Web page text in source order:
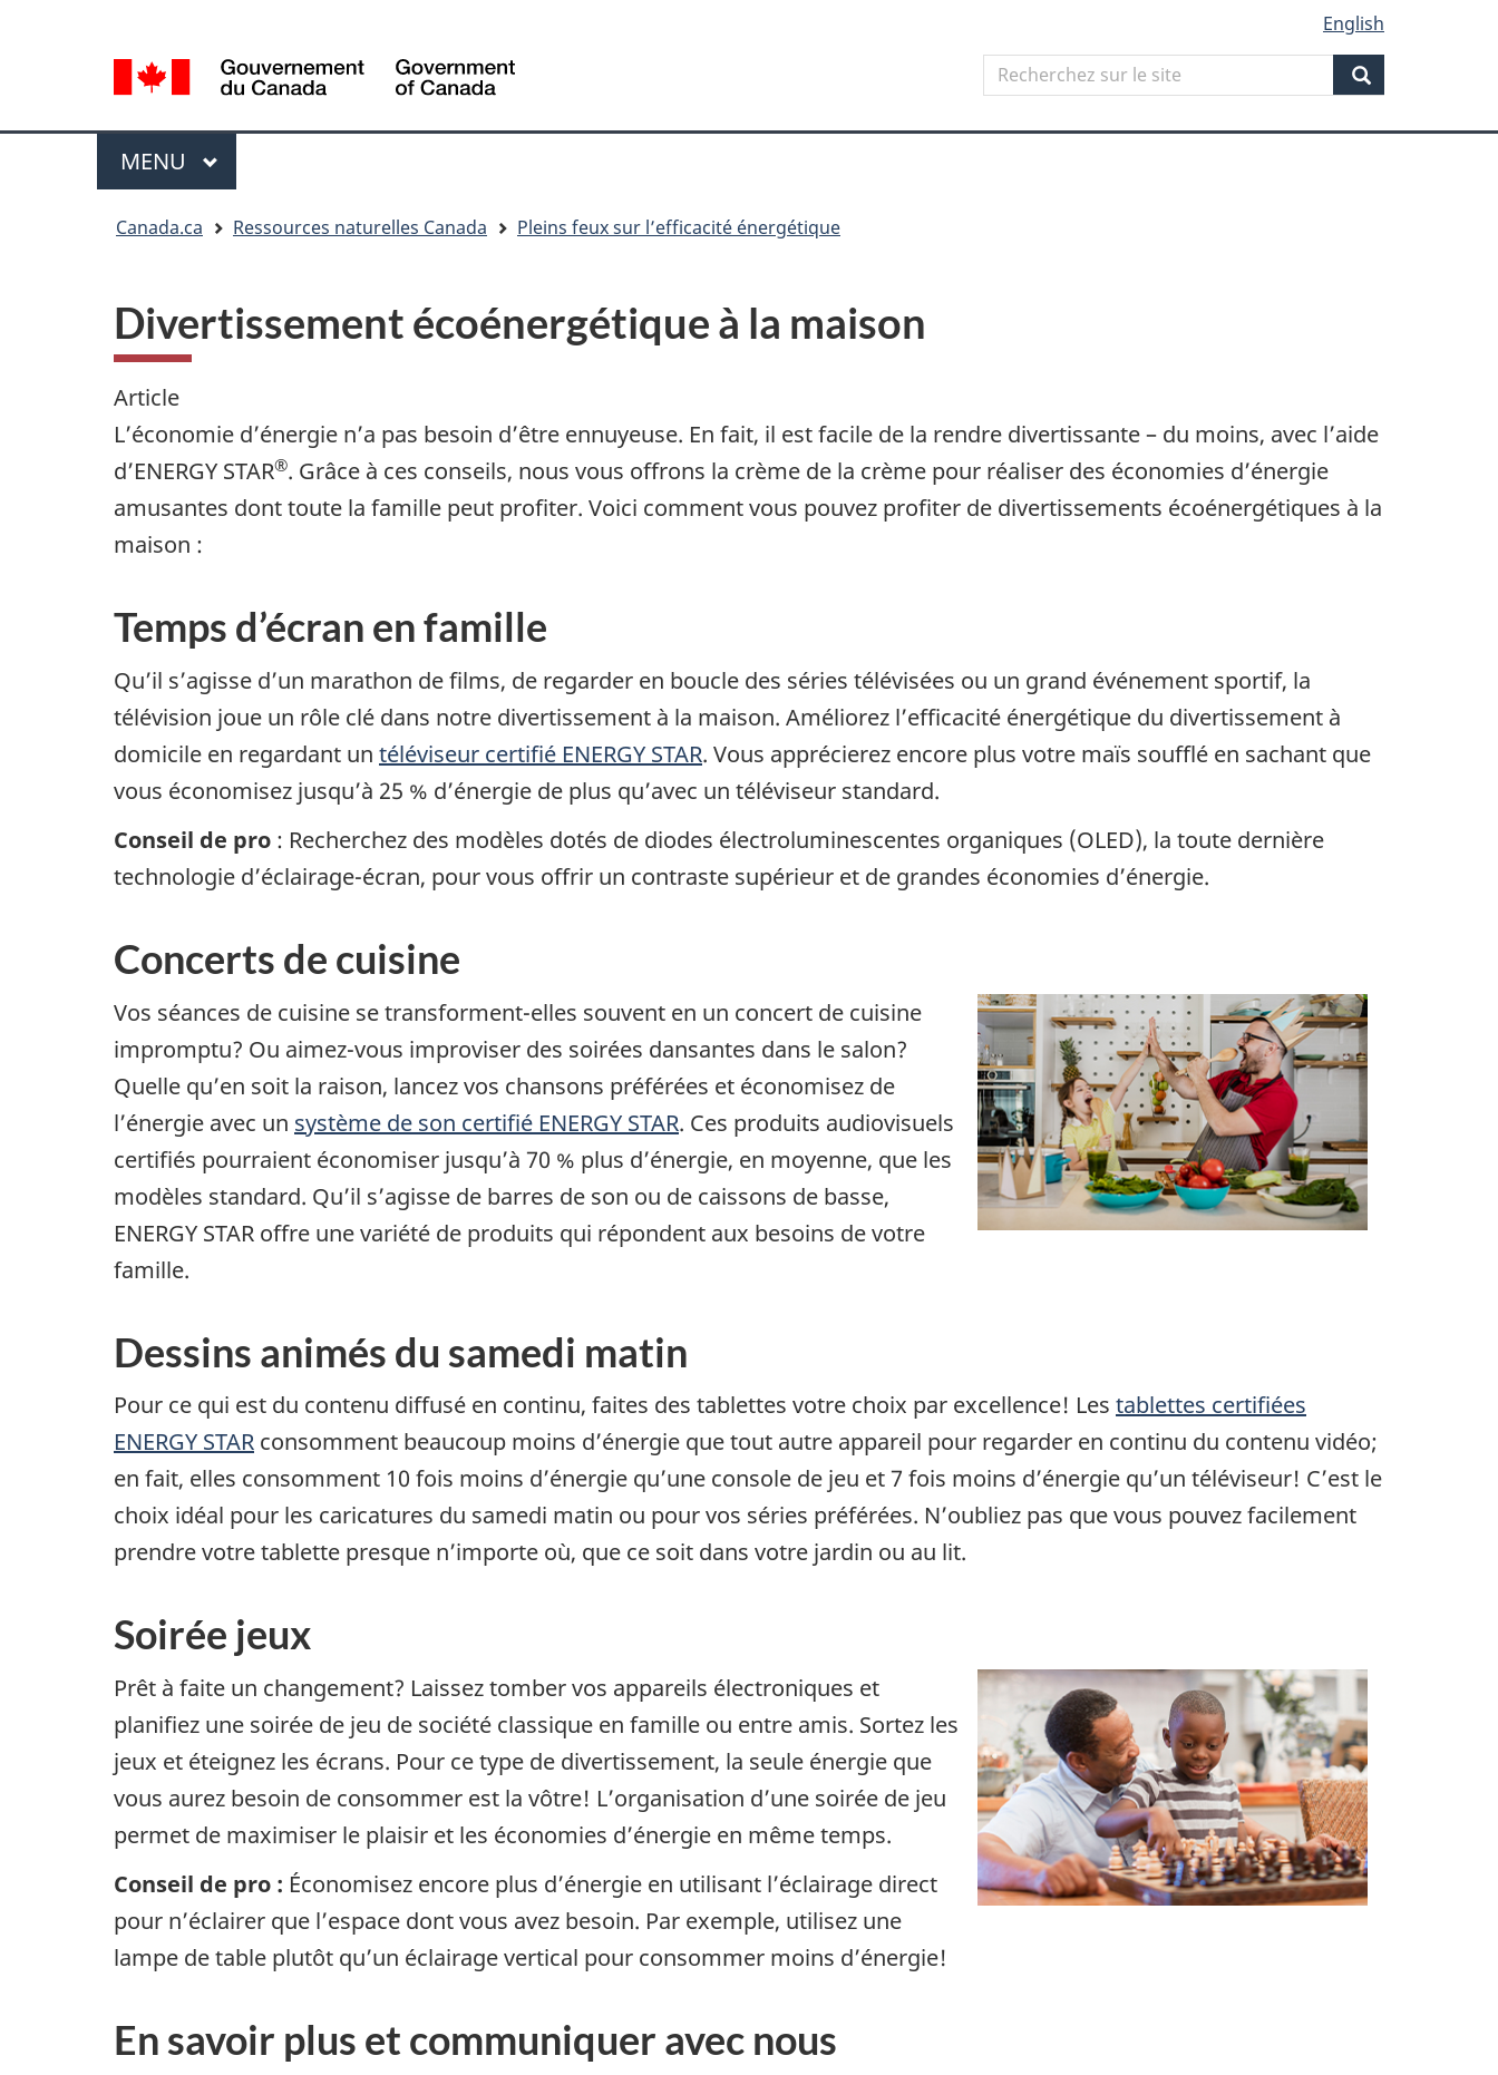
HTML
de
la
langue
selection
English
Search
Recherchez
sur
Search
Menu
MENU PRINCIPAL
Canada.ca Ressources naturelles Canada Pleins feux sur l’efficacité énergétique
Divertissement écoénergétique à la maison
Article
L’économie d’énergie n’a pas besoin d’être ennuyeuse. En fait, il est facile de la rendre divertissante – du moins, avec l’aide
d’ENERGY STAR®. Grâce à ces conseils, nous vous offrons la crème de la crème pour réaliser des économies d’énergie
amusantes dont toute la famille peut profiter. Voici comment vous pouvez profiter de divertissements écoénergétiques à la
maison :
Temps d’écran en famille
Qu’il s’agisse d’un marathon de films, de regarder en boucle des séries télévisées ou un grand événement sportif, la
télévision joue un rôle clé dans notre divertissement à la maison. Améliorez l’efficacité énergétique du divertissement à
domicile en regardant un téléviseur certifié ENERGY STAR. Vous apprécierez encore plus votre maïs soufflé en sachant que
vous économisez jusqu’à 25 % d’énergie de plus qu’avec un téléviseur standard.
Conseil de pro : Recherchez des modèles dotés de diodes électroluminescentes organiques (OLED), la toute dernière
technologie d’éclairage-écran, pour vous offrir un contraste supérieur et de grandes économies d’énergie.
Concerts de cuisine
Vos séances de cuisine se transforment-elles souvent en un concert de cuisine
impromptu? Ou aimez-vous improviser des soirées dansantes dans le salon?
Quelle qu’en soit la raison, lancez vos chansons préférées et économisez de
l’énergie avec un système de son certifié ENERGY STAR. Ces produits audiovisuels
certifiés pourraient économiser jusqu’à 70 % plus d’énergie, en moyenne, que les
modèles standard. Qu’il s’agisse de barres de son ou de caissons de basse,
ENERGY STAR offre une variété de produits qui répondent aux besoins de votre
famille.
Dessins animés du samedi matin
Pour ce qui est du contenu diffusé en continu, faites des tablettes votre choix par excellence! Les tablettes certifiées
ENERGY STAR consomment beaucoup moins d’énergie que tout autre appareil pour regarder en continu du contenu vidéo;
en fait, elles consomment 10 fois moins d’énergie qu’une console de jeu et 7 fois moins d’énergie qu’un téléviseur! C’est le
choix idéal pour les caricatures du samedi matin ou pour vos séries préférées. N’oubliez pas que vous pouvez facilement
prendre votre tablette presque n’importe où, que ce soit dans votre jardin ou au lit.
Soirée jeux
Prêt à faite un changement? Laissez tomber vos appareils électroniques et
planifiez une soirée de jeu de société classique en famille ou entre amis. Sortez les
jeux et éteignez les écrans. Pour ce type de divertissement, la seule énergie que
vous aurez besoin de consommer est la vôtre! L’organisation d’une soirée de jeu
permet de maximiser le plaisir et les économies d’énergie en même temps.
Conseil de pro : Économisez encore plus d’énergie en utilisant l’éclairage direct
pour n’éclairer que l’espace dont vous avez besoin. Par exemple, utilisez une
lampe de table plutôt qu’un éclairage vertical pour consommer moins d’énergie!
En savoir plus et communiquer avec nous